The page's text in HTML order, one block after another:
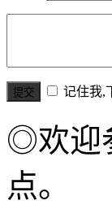
记住我,
◎欢迎
点。